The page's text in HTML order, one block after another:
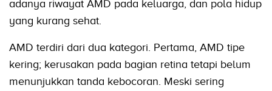
adanya riwayat AMD pada keluarga, dan pola hidup
yang kurang sehat.
AMD terdiri dari dua kategori. Pertama, AMD tipe
kering; kerusakan pada bagian retina tetapi belum
menunjukkan tanda kebocoran. Meski sering